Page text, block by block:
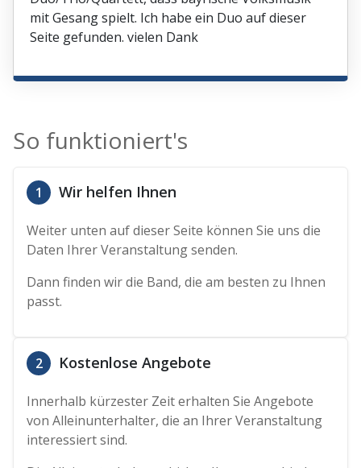
mit Gesang spielt. Ich habe ein Duo auf dieser
Seite gefunden. vielen Dank
So funktioniert's
1 Wir helfen Ihnen
Weiter unten auf dieser Seite können Sie uns die
Daten Ihrer Veranstaltung senden.
Dann finden wir die Band, die am besten zu Ihnen
passt.
2 Kostenlose Angebote
Innerhalb kürzester Zeit erhalten Sie Angebote
von Alleinunterhalter, die an Ihrer Veranstaltung
interessiert sind.